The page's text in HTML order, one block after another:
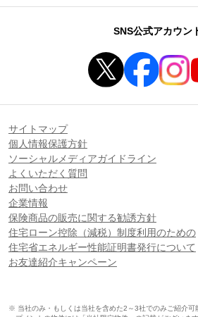
SNS公式アカウン
サイトマップ
個人情報保護方針
ソーシャルメディアガイドライン
よくいただく質問
お問い合わせ
企業情報
保険商品の販売に関する勧誘方針
住宅ローン控除（減税）制度利用のための
住宅省エネルギー性能証明書発行について
お友達紹介キャンペーン
※ 当社のみ・もしくは当社を含めた2～3社でのみご紹介可